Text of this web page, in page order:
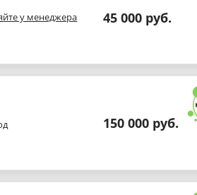
у менеджера
45 000 руб.
150 000 руб.